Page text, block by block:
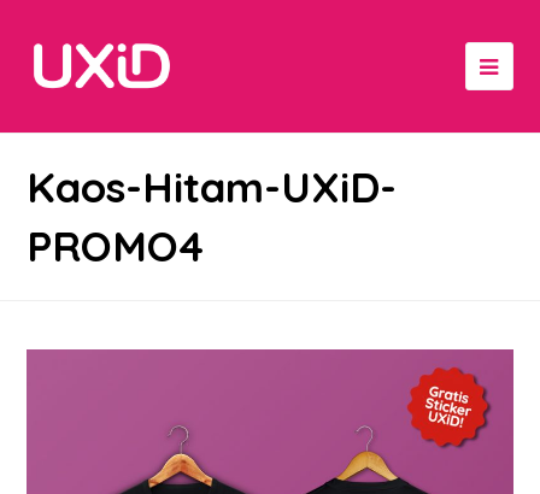
Kaos-Hitam-UXiD-
PROMO4